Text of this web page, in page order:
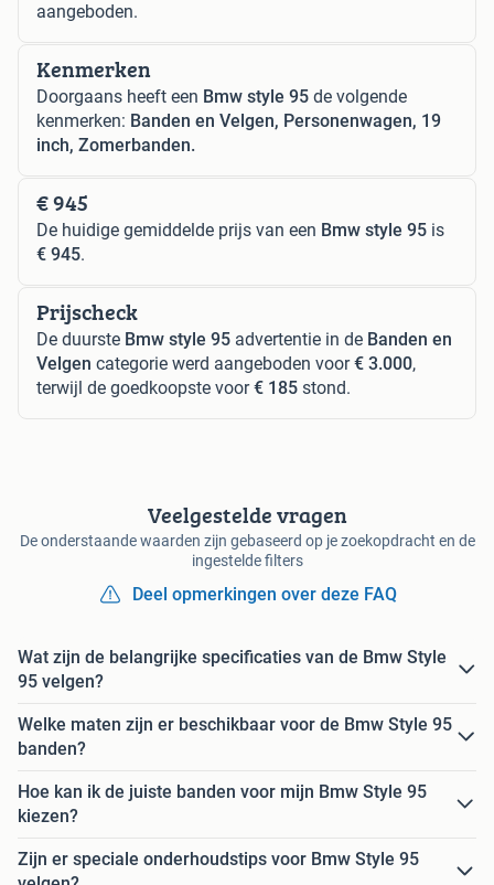
aangeboden.
Kenmerken
Doorgaans heeft een Bmw style 95 de volgende
kenmerken: Banden en Velgen, Personenwagen, 19
inch, Zomerbanden.
€ 945
De huidige gemiddelde prijs van een Bmw style 95 is
€ 945.
Prijscheck
De duurste Bmw style 95 advertentie in de Banden en
Velgen categorie werd aangeboden voor€ 3.000,
terwijl de goedkoopste voor€ 185 stond.
Veelgestelde vragen
De onderstaande waarden zijn gebaseerd op je zoekopdracht en de
ingestelde filters
Deel opmerkingen over deze FAQ
Wat zijn de belangrijke specificaties van de Bmw Style
95 velgen?
Welke maten zijn er beschikbaar voor de Bmw Style 95
banden?
Hoe kan ik de juiste banden voor mijn Bmw Style 95
kiezen?
Zijn er speciale onderhoudstips voor Bmw Style 95